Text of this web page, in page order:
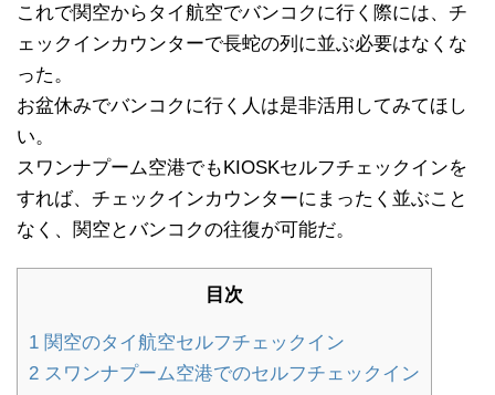
これで関空からタイ航空でバンコクに行く際には、チ
ェックインカウンターで長蛇の列に並ぶ必要はなくな
った。
お盆休みでバンコクに行く人は是非活用してみてほし
い。
スワンナプーム空港でもKIOSKセルフチェックインを
すれば、チェックインカウンターにまったく並ぶこと
なく、関空とバンコクの往復が可能だ。
目次
1 関空のタイ航空セルフチェックイン
2 スワンナプーム空港でのセルフチェックイン